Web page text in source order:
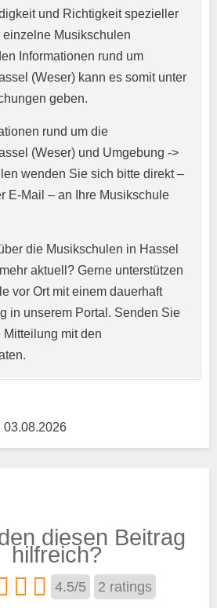
*
Musikschule*
und Richtigkeit spezieller
einzelne Musikschulen
Informationen rund um
(Weser) kann es somit unter
geben.
rund um die
(Weser) und Umgebung ->
wenden Sie sich bitte direkt –
E-Mail – an Ihre Musikschule
die Musikschulen in Hassel
aktuell? Gerne unterstützen
vor Ort mit einem dauerhaft
in unserem Portal. Senden Sie
mit den
03.08.2026
diesen Beitrag
hilfreich?
4.5/5 2 ratings